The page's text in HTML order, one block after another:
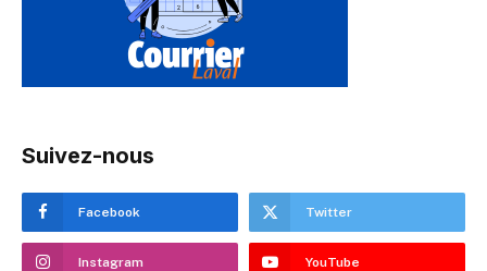
Suivez-nous
Facebook Twitter
Instagram YouTube